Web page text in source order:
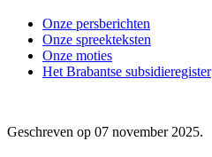
Onze persberichten
Onze spreekteksten
Onze moties
Het Brabantse subsidieregister
Geschreven op 07 november 2025.